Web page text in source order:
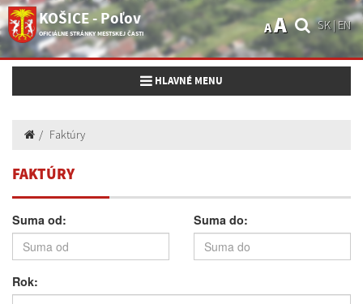
KOŠICE - Poľov
OFICIÁLNE STRÁNKY MESTSKEJ ČASTI
SK|EN
AA
Toggle navigation
HLAVNÉ MENU
Faktúry
FAKTÚRY
Suma od: Suma do:
Rok: